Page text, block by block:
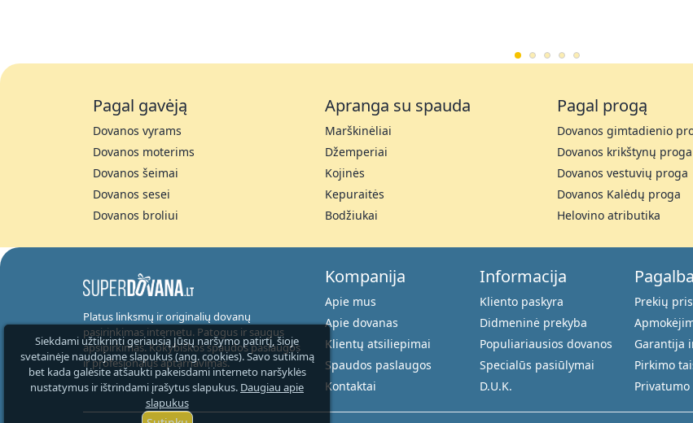
Siekdami užtikrinti geriausią Jūsų naršymo patirtį, šioje
svetainėje naudojame slapukus (ang. cookies). Savo sutikimą
bet kada galėsite atšaukti pakeisdami interneto naršyklės
nustatymus ir ištrindami įrašytus slapukus. Daugiau apie
slapukus
Pagal gavėją
Dovanos vyrams
Dovanos moterims
Dovanos šeimai
Dovanos sesei
Dovanos broliui
Apranga su spauda
Marškinėliai
Džemperiai
Kojinės
Kepuraitės
Bodžiukai
Pagal progą
Dovanos gimtadienio
Dovanos krikštynų proga
Dovanos vestuvių proga
Dovanos Kalėdų proga
Helovino atributika
Platus linksmų ir originalių dovanų
pasirinkimas internetu. Patogus ir saugus
apsipirkimas. Kokybiškos spaudos paslaugos
ir profesionalus aptarnavimas.
Kompanija
Apie mus
Apie dovanas
Klientų atsiliepimai
Spaudos paslaugos
Kontaktai
Informacija
Kliento paskyra
Didmeninė prekyba
Populiariausios dovanos
Specialūs pasiūlymai
D.U.K.
Pagalba
Prekių
Garantija
Pirkimo